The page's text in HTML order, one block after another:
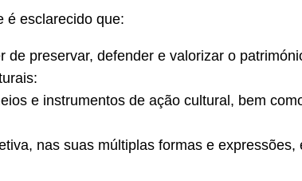
é esclarecido que:
preservar, defender e valorizar o
e instrumentos de ação cultural, bem
nas suas múltiplas formas e